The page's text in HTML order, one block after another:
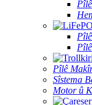
Pîlê
Sîstema
Motor û